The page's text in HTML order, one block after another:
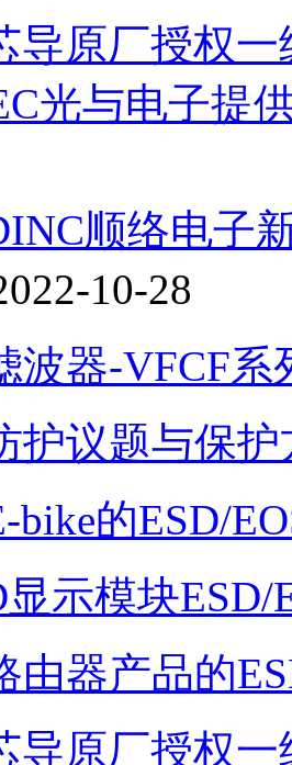
导原厂授权
光与电子提
顺络电子
10-28
波器-VFCF系
护议题与保护
bike的ESD/
示模块ESD/
由器产品的
导原厂授权